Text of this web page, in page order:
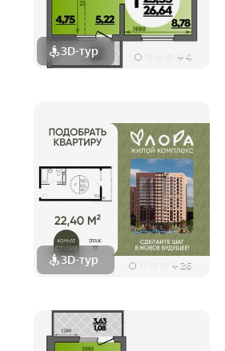
3D-тур + 4
3D-тур + 26